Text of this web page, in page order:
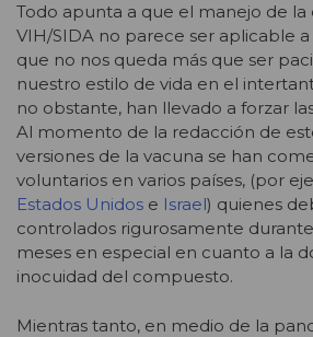
Todo apunta a que el manejo de la
VIH/SIDA no parece ser aplicable a
que no nos queda más que ser
nuestro estilo de vida en el
no obstante, han llevado a forzar
Al momento de la redacción de
versiones de la vacuna se han
voluntarios en varios países, (por
Estados Unidos e Israel) quienes
controlados rigurosamente
meses en especial en cuanto a la
inocuidad del compuesto.
Mientras tanto, en medio de la